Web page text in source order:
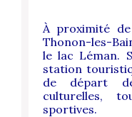
À proximité
Thonon-les-
le lac Léman.
station
de départ
culturelles,
sportives.